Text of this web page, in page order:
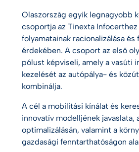
Olaszország egyik legnagyobb
csoportja az Tinexta
folyamatainak racionalizálása és
érdekében. A csoport az első
pólust képviseli, amely a vasúti
kezelését az autópálya- és
kombinálja.
A cél a mobilitási kínálat és
innovatív modelljének javaslata,
optimalizálásán, valamint a
gazdasági fenntarthatóságon